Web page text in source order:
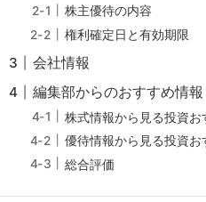
株主優待の内容
権利確定日と有効期限
会社情報
編集部からのおすすめ情報
株式情報から見る投資お
優待情報から見る投資お
総合評価